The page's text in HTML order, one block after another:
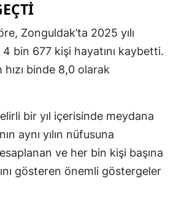
Zonguldak’ta 2025 yılı
bin 677 kişi hayatını kaybetti.
binde 8,0 olarak
bir yıl içerisinde meydana
aynı yılın nüfusuna
ve her bin kişi başına
gösteren önemli göstergeler